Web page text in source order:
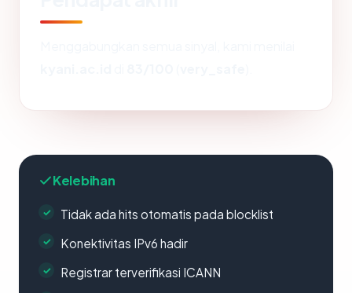
Kelebihan
Tidak ada hits otomatis pada blocklist
Konektivitas IPv6 hadir
Registrar terverifikasi ICANN